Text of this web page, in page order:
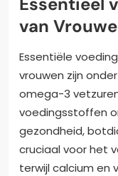
van
Essentiële
vrouwen zijn
omega-3
voedingsstoffen
gezondheid,
cruciaal voor het
terwijl calcium en